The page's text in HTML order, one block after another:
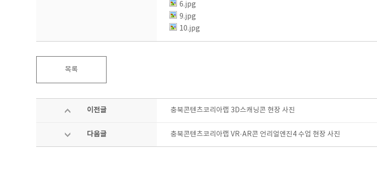
6.jpg
9.jpg
10.jpg
목록
이전글 충북콘텐츠코리아랩 3D스캐닝콘 현장 사진
다음글 충북콘텐츠코리아랩 VR·AR콘 언리얼엔진4 수업 현장 사진